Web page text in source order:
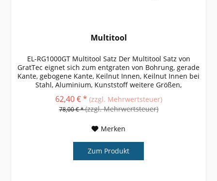
Multitool
EL-RG1000GT Multitool Satz Der Multitool Satz von
GratTec eignet sich zum entgraten von Bohrung, gerade
Kante, gebogene Kante, Keilnut Innen, Keilnut Innen bei
Stahl, Aluminium, Kunststoff weitere Größen,
Informationen und technische...
62,40 € * (zzgl. Mehrwertsteuer)
78,00 € *(zzgl. Mehrwertsteuer)
Merken
Zum Produkt